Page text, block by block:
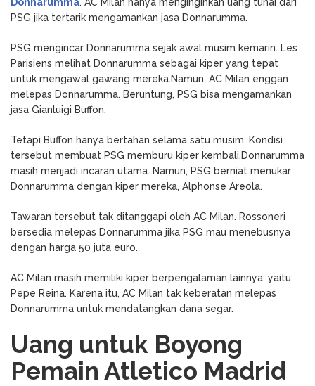
PSG jika tertarik mengamankan jasa Donnarumma.
PSG mengincar Donnarumma sejak awal musim kemarin. Les
Parisiens melihat Donnarumma sebagai kiper yang tepat
untuk mengawal gawang mereka.Namun, AC Milan enggan
melepas Donnarumma. Beruntung, PSG bisa mengamankan
jasa Gianluigi Buffon.
Tetapi Buffon hanya bertahan selama satu musim. Kondisi
tersebut membuat PSG memburu kiper kembali.Donnarumma
masih menjadi incaran utama. Namun, PSG berniat menukar
Donnarumma dengan kiper mereka, Alphonse Areola.
Tawaran tersebut tak ditanggapi oleh AC Milan. Rossoneri
bersedia melepas Donnarumma jika PSG mau menebusnya
dengan harga 50 juta euro.
AC Milan masih memiliki kiper berpengalaman lainnya, yaitu
Pepe Reina. Karena itu, AC Milan tak keberatan melepas
Donnarumma untuk mendatangkan dana segar.
Uang untuk Boyong
Pemain Atletico Madrid